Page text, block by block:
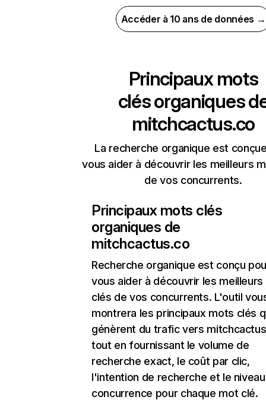
Accéder à 10 ans de données →
Principaux mots
clés organiques
mitchcactus.co
La recherche organique est
vous aider à découvrir les meilleurs
de vos concurrents.
Principaux mots clés
organiques de
mitchcactus.co
Recherche organique est conçu
vous aider à découvrir les
clés de vos concurrents. L'outil
montrera les principaux mots clés
génèrent du trafic vers
tout en fournissant le volume de
recherche exact, le coût par clic,
l'intention de recherche et le
concurrence pour chaque mot clé.